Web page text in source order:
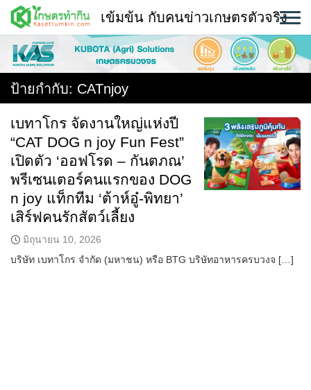
Skip
content
พืช
หน้าแรก
แวดวงเกษตร
ใคร ทำอะไร ที่ไหน
สถานีข่าววันนี้
เข้มข้น กับคนข่าวเกษตรตัวจริง
ป้ายกำกับ: CATnjoy
เบทาโกร จัดงานใหญ่แห่งปี
“CAT DOG n joy Fun Fest”
เปิดตัว ‘ออฟโรด – กันตภณ’
พรีเซนเตอร์คนแรกของ DOG
n joy แท็กทีม ‘ต้าห์อู๋-พิทยา’
เสิร์ฟคนรักสัตว์เลี้ยง
มิถุนายน 10, 2026
บริษัท เบทาโกร จำกัด (มหาชน) หรือ BTG บริษัทอาหารครบวงจ […]